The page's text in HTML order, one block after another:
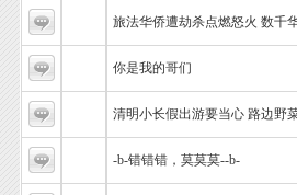
旅法华侨遭劫杀点燃怒火 数千
你是我的哥们
清明小长假出游要当心 路边野
-b-错错错，莫莫莫--b-